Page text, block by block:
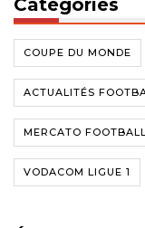
Catégories
COUPE DU MONDE
ACTUALITÉS
MERCATO
VODACOM LIGUE 1